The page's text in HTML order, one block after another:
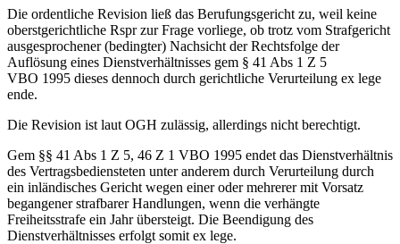
Die ordentliche Revision ließ das Berufungsgericht zu, weil keine
oberstgerichtliche Rspr zur Frage vorliege, ob trotz vom Strafgericht
ausgesprochener (bedingter) Nachsicht der Rechtsfolge der
Auflösung eines Dienstverhältnisses gem § 41 Abs 1 Z 5
VBO 1995 dieses dennoch durch gerichtliche Verurteilung ex lege
ende.
Die Revision ist laut OGH zulässig, allerdings nicht berechtigt.
Gem §§ 41 Abs 1 Z 5, 46 Z 1 VBO 1995 endet das Dienstverhältnis
des Vertragsbediensteten unter anderem durch Verurteilung durch
ein inländisches Gericht wegen einer oder mehrerer mit Vorsatz
begangener strafbarer Handlungen, wenn die verhängte
Freiheitsstrafe ein Jahr übersteigt. Die Beendigung des
Dienstverhältnisses erfolgt somit ex lege.